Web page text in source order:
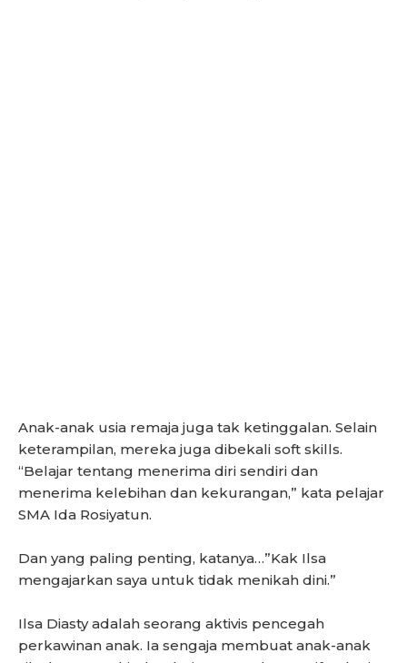
Anak-anak usia remaja juga tak ketinggalan. Selain
keterampilan, mereka juga dibekali soft skills.
“Belajar tentang menerima diri sendiri dan
menerima kelebihan dan kekurangan,” kata pelajar
SMA Ida Rosiyatun.
Dan yang paling penting, katanya…”Kak Ilsa
mengajarkan saya untuk tidak menikah dini.”
Ilsa Diasty adalah seorang aktivis pencegah
perkawinan anak. Ia sengaja membuat anak-anak